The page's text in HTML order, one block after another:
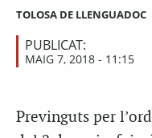
TOLOSA DE LLENGUADOC
PUBLICAT:
MAIG 7, 2018 - 11:15
Previnguts per